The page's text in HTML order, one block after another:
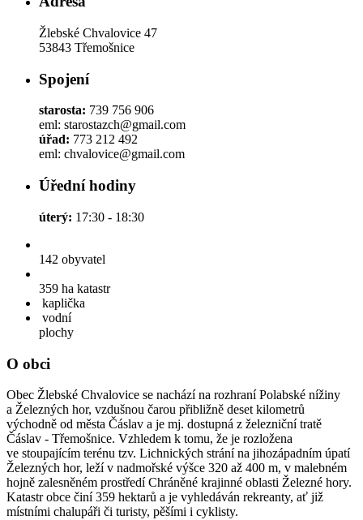
Žlebské Chvalovice 47
53843 Třemošnice
Spojení
starosta: 739 756 906
eml: starostazch@gmail.com
úřad: 773 212 492
eml: chvalovice@gmail.com
Úřední hodiny
úterý: 17:30 - 18:30
142 obyvatel
359 ha katastr
kaplička
vodní
plochy
O obci
Obec Žlebské Chvalovice se nachází na rozhraní Polabské nížiny
a Železných hor, vzdušnou čarou přibližně deset kilometrů
východně od města Čáslav a je mj. dostupná z železniční tratě
Čáslav - Třemošnice. Vzhledem k tomu, že je rozložena
ve stoupajícím terénu tzv. Lichnických strání na jihozápadním úpatí
Železných hor, leží v nadmořské výšce 320 až 400 m, v malebném
hojně zalesněném prostředí Chráněné krajinné oblasti Železné hory.
Katastr obce činí 359 hektarů a je vyhledáván rekreanty, ať již
místními chalupáři či turisty, pěšími i cyklisty.